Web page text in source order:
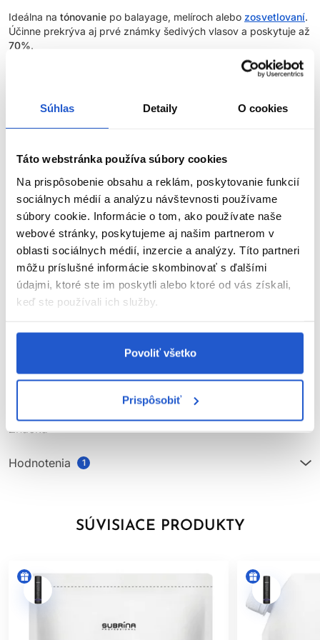
Súhlas Detaily O cookies
Táto webstránka používa súbory cookies
Na prispôsobenie obsahu a reklám, poskytovanie funkcií
sociálnych médií a analýzu návštevnosti používame
súbory cookie. Informácie o tom, ako používate naše
webové stránky, poskytujeme aj našim partnerom v
oblasti sociálnych médií, inzercie a analýzy. Títo partneri
môžu príslušné informácie skombinovať s ďalšími
údajmi, ktoré ste im poskytli alebo ktoré od vás získali,
keď ste používali ich služby.
Povoliť všetko
Prispôsobiť
Ideálna na tónovanie po balayage, melíroch alebo zosvetlovaní.
Účinne prekrýva aj prvé známky šedivých vlasov a poskytuje až
70%.
90% prírodných zložiek - Naše receptúry farieb na vlasy sú
čomu vlasy vyzerajú žiarivejšie a zdravšie.
Predĺžená trvácnosť- O 20 % dlhšia trvácnosť farby v
porovnaní s farbou na vlasy bez AminoPlex**.
Silnejšie vlasy - Dokonalá kombinácia ingrediencií posilňuje
vlasy počas farbenia a znižuje výskyt rozštiepených
končekov.
Technológia Liquid Crystal - Tekuté kryštály, špeciálny
systém ukladania pigmentov, vďaka ktorému je farbiaca
Aroma Guard- Technológia, ktorá znižuje ľudské vnímanie
zápachu a nahrádza ho príjemnou vôňou.
Vegánske ingrediencie- Naše receptúry farieb obsahujú
výhradne vegánske prísady, ktoré zdôrazňujú náš záväzok
ku Cruelty Free ingredienciám a receptúram ohľaduplným k
Bez rezorcinolu- Demi receptúry neobsahujú rezorcinol. Pre
dráždivé spôsoby farbenia.
Použitie Subrina Professional Demi-Permanent tonerov s
Pomer miešania -
1 časť toneru : 2 častiam Subrina Professional
vyvíjaču (Napríklad 50g toneru + 100g vyvíjaču)
- Vždy používajte Subrina Professional
vyvíjače v koncentrácií1,9%
ZOBRAZIŤ VIAC
Značka
Hodnotenia 1
SÚVISIACE PRODUKTY